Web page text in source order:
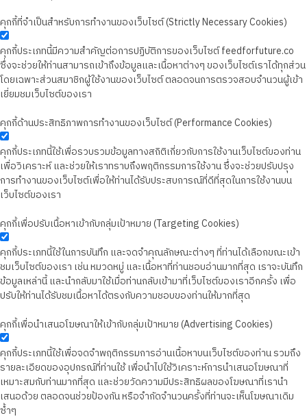
คุกกี้ที่จำเป็นสำหรับการทำงานของเว็บไซต์ (Strictly Necessary Cookies)
คุกกี้ประเภทนี้มีความสำคัญต่อการปฏิบัติการของเว็บไซต์ feedforfuture.co
ซึ่งจะช่วยให้ท่านสามารถเข้าถึงข้อมูลและเนื้อหาต่างๆ ของเว็บไซต์เราได้ทุกส่วน
โดยเฉพาะส่วนสมาชิกผู้ใช้งานของเว็บไซต์ ตลอดจนการตรวจสอบจำนวนผู้เข้า
เยี่ยมชมเว็บไซต์ของเรา
คุกกี้ด้านประสิทธิภาพการทำงานของเว็บไซต์ (Performance Cookies)
คุกกี้ประเภทนี้ใช้เพื่อรวบรวมข้อมูลทางสถิติเกี่ยวกับการใช้งานเว็บไซต์ของท่าน
เพื่อวิเคราะห์ และช่วยให้เราทราบถึงพฤติกรรมการใช้งาน ซึ่งจะช่วยปรับปรุง
การทำงานของเว็บไซต์เพื่อให้ท่านได้รับประสบการณ์ที่ดีที่สุดในการใช้งานบน
เว็บไซต์ของเรา
คุกกี้เพื่อปรับเนื้อหาเข้ากับกลุ่มเป้าหมาย (Targeting Cookies)
คุกกี้ประเภทนี้ใช้ในการบันทึก และจดจำคุณลักษณะต่างๆ ที่ท่านได้เลือกขณะเข้า
ชมเว็บไซต์ของเรา เช่น หมวดหมู่ และเนื้อหาที่ท่านชอบอ่านมากที่สุด เราจะบันทึก
ข้อมูลเหล่านี้ และนำกลับมาใช้เมื่อท่านกลับเข้ามาที่เว็บไซต์ของเราอีกครั้ง เพื่อ
ปรับให้ท่านได้รับชมเนื้อหาได้ตรงกับความชอบของท่านให้มากที่สุด
คุกกี้เพื่อนำเสนอโฆษณาให้เข้ากับกลุ่มเป้าหมาย (Advertising Cookies)
คุกกี้ประเภทนี้ใช้เพื่อจดจำพฤติกรรมการอ่านเนื้อหาบนเว็บไซต์ของท่าน รวมถึง
รายละเอียดของอุปกรณ์ที่ท่านใช้ เพื่อนำไปใช้วิเคราะห์การนำเสนอโฆษณาที่
เหมาะสมกับท่านมากที่สุด และช่วยวัดความมีประสิทธิผลของโฆษณาที่เรานำ
เสนอด้วย ตลอดจนช่วยป้องกัน หรือจำกัดจำนวนครั้งที่ท่านจะเห็นโฆษณาเดิม
ซ้ำๆ